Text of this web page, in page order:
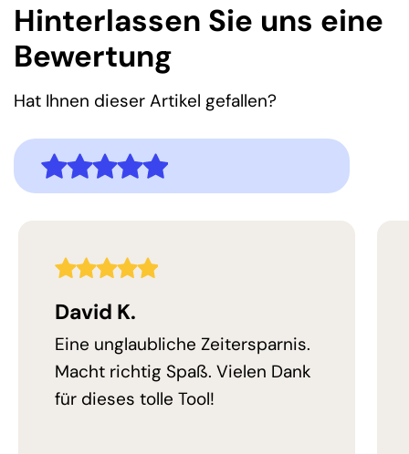
Hinterlassen Sie uns eine
Bewertung
Hat Ihnen dieser Artikel gefallen?
5,0
Bewertung
5,0
Bewertung
David K.
Eine unglaubliche Zeitersparnis.
Macht richtig Spaß. Vielen Dank
für dieses tolle Tool!